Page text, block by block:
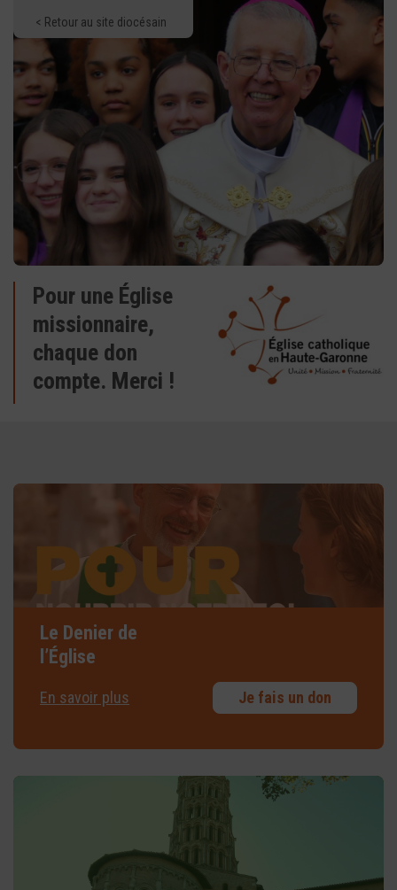
< Retour au site diocésain
Pour une Église
missionnaire,
chaque don
compte. Merci !
Le Denier de
l’Église
En savoir plus Je fais un don